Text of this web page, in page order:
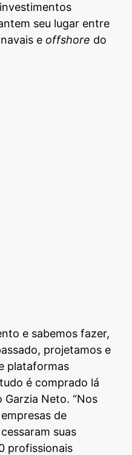
seu lugar entre
e offshore do
e sabemos fazer,
projetamos e
plataformas
é comprado lá
Garzia Neto. “Nos
de
suas
profissionais